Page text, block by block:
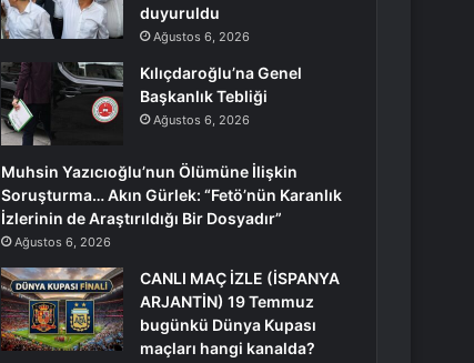
duyuruldu
Ağustos 6, 2026
Kılıçdaroğlu’na Genel
Başkanlık Tebliği
Ağustos 6, 2026
Muhsin Yazıcıoğlu’nun Ölümüne İlişkin
Soruşturma… Akın Gürlek: “Fetö’nün Karanlık
İzlerinin de Araştırıldığı Bir Dosyadır”
Ağustos 6, 2026
CANLI MAÇ İZLE (İSPANYA
ARJANTİN) 19 Temmuz
bugünkü Dünya Kupası
maçları hangi kanalda?